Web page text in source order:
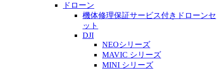
ドローン
機体修理保証サービス付きドローンセ
ット
DJI
NEOシリーズ
MAVIC シリーズ
MINI シリーズ